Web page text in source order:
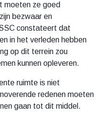
moeten ze goed
bezwaar en
constateert dat
in het verleden hebben
op dit terrein zou
kunnen opleveren.
ruimte is niet
redenen moeten
gaan tot dit middel.